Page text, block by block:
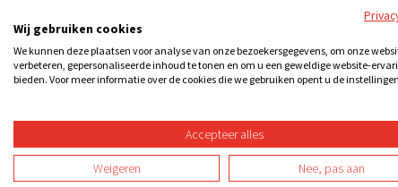
waarbij iedereen meedoet en leuke prijzen klaarliggen
Ook leuk
Wij gebruiken cookies
We kunnen deze plaatsen voor analyse van onze bezoekersgegevens, om onze
verbeteren, gepersonaliseerde inhoud te tonen en om u een geweldige website-
bieden. Voor meer informatie over de cookies die we gebruiken opent u de
Accepteer alles
Weigeren Nee, pas aan